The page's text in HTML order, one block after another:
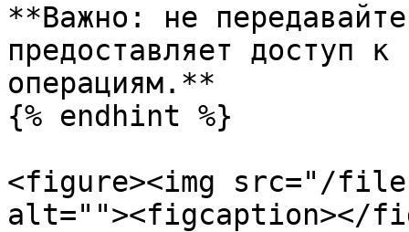
**Важно: не
предоставляет доступ
операциям.**
{% endhint %}
<figure><img src="/files/
alt=""><figcaption></